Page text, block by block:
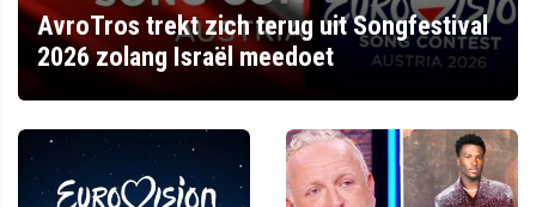
AvroTros trekt zich terug uit Songfestival
2026 zolang Israël meedoet